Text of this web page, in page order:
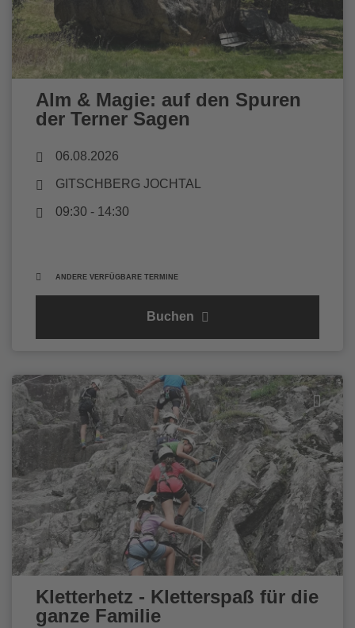
Alm & Magie: auf den Spuren
der Terner Sagen
06.08.2026
GITSCHBERG JOCHTAL
09:30 - 14:30
ANDERE VERFÜGBARE TERMINE
Buchen
Kletterhetz - Kletterspaß für die
ganze Familie